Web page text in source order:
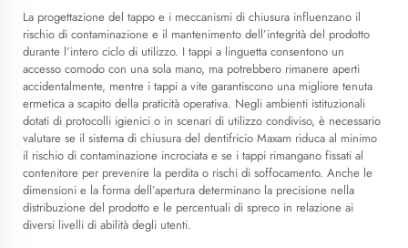
La progettazione del tappo e i meccanismi di chiusura influenzano il
rischio di contaminazione e il mantenimento dell’integrità del prodotto
durante l’intero ciclo di utilizzo. I tappi a linguetta consentono un
accesso comodo con una sola mano, ma potrebbero rimanere aperti
accidentalmente, mentre i tappi a vite garantiscono una migliore tenuta
ermetica a scapito della praticità operativa. Negli ambienti istituzionali
dotati di protocolli igienici o in scenari di utilizzo condiviso, è necessario
valutare se il sistema di chiusura del dentifricio Maxam riduca al minimo
il rischio di contaminazione incrociata e se i tappi rimangano fissati al
contenitore per prevenire la perdita o rischi di soffocamento. Anche le
dimensioni e la forma dell’apertura determinano la precisione nella
distribuzione del prodotto e le percentuali di spreco in relazione ai
diversi livelli di abilità degli utenti.